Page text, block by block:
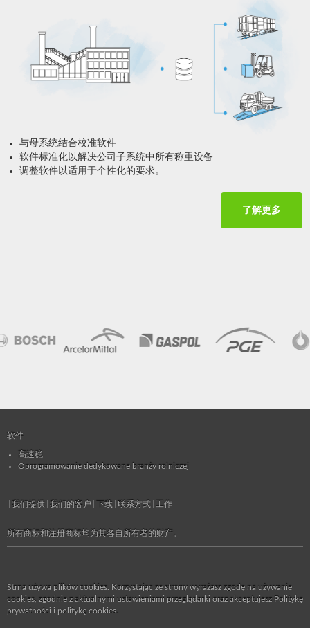
与母系统结合校准软件
软件标准化以解决公司子系统中所有称重设备
调整软件以适用于个性化的要求。
了解更多
软件
高速稳
Oprogramowanie dedykowane branży rolniczej
我们提供 我们的客户 下载 联系方式 工作
所有商标和注册商标均为其各自所有者的财产。
Strna używa plików cookies. Korzystając ze strony wyrażasz zgodę na używanie
cookies, zgodnie z aktualnymi ustawieniami przeglądarki oraz akceptujesz Politykę
prywatności i politykę cookies.